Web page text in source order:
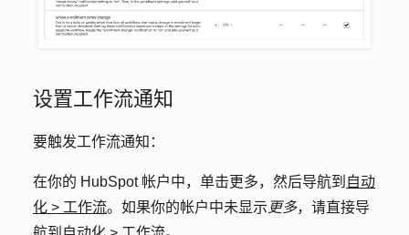
设置工作流通知
要触发工作流通知：
在你的 HubSpot 帐户中，单击更多，然后导航到 自动
化 > 工作流。如果你的帐户中未显示更多，请直接导